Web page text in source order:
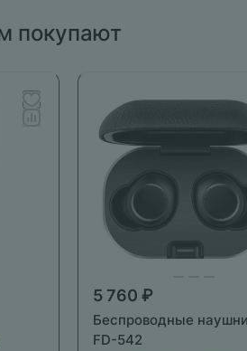
покупают
5 760 ₽
Беспроводные
FD-542